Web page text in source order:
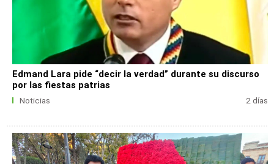
Edmand Lara pide “decir la verdad” durante su discurso
por las fiestas patrias
Noticias 2 días